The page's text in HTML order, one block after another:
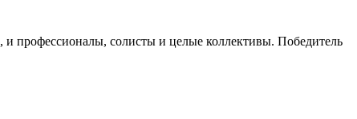
профессионалы, солисты и целые коллективы. Победитель